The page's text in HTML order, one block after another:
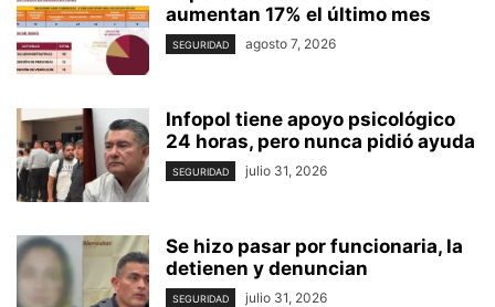
aumentan 17% el último mes
SEGURIDAD agosto 7, 2026
Infopol tiene apoyo psicológico
24 horas, pero nunca pidió ayuda
SEGURIDAD julio 31, 2026
Se hizo pasar por funcionaria, la
detienen y denuncian
SEGURIDAD julio 31, 2026